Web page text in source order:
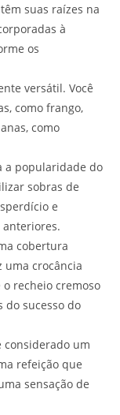
suas raízes na
à
os
versátil. Você
como frango,
como
a popularidade do
sobras de
e
cobertura
crocância
recheio cremoso
do sucesso do
considerado um
refeição que
sensação de